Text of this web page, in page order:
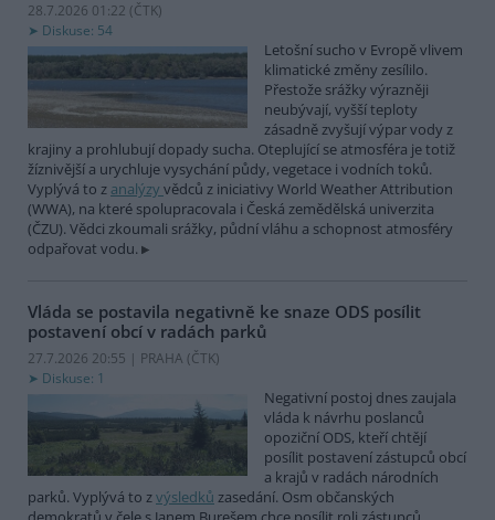
28.7.2026 01:22 (ČTK)
Diskuse: 54
Letošní sucho v Evropě vlivem
klimatické změny zesílilo.
Přestože srážky výrazněji
neubývají, vyšší teploty
zásadně zvyšují výpar vody z
krajiny a prohlubují dopady sucha. Oteplující se atmosféra je totiž
žíznivější a urychluje vysychání půdy, vegetace i vodních toků.
Vyplývá to z analýzy vědců z iniciativy World Weather Attribution
(WWA), na které spolupracovala i Česká zemědělská univerzita
(ČZU). Vědci zkoumali srážky, půdní vláhu a schopnost atmosféry
odpařovat vodu.
Vláda se postavila negativně ke snaze ODS posílit
postavení obcí v radách parků
27.7.2026 20:55 | PRAHA (ČTK)
Diskuse: 1
Negativní postoj dnes zaujala
vláda k návrhu poslanců
opoziční ODS, kteří chtějí
posílit postavení zástupců obcí
a krajů v radách národních
parků. Vyplývá to zvýsledků zasedání. Osm občanských